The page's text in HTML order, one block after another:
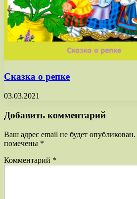
Сказка о репке
03.03.2021
Добавить комментарий
Ваш адрес email не будет опубликован.
помечены *
Комментарий *